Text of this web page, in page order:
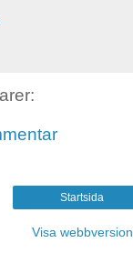
Startsida
Visa webbversion